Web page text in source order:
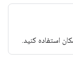
استفاده کنید.